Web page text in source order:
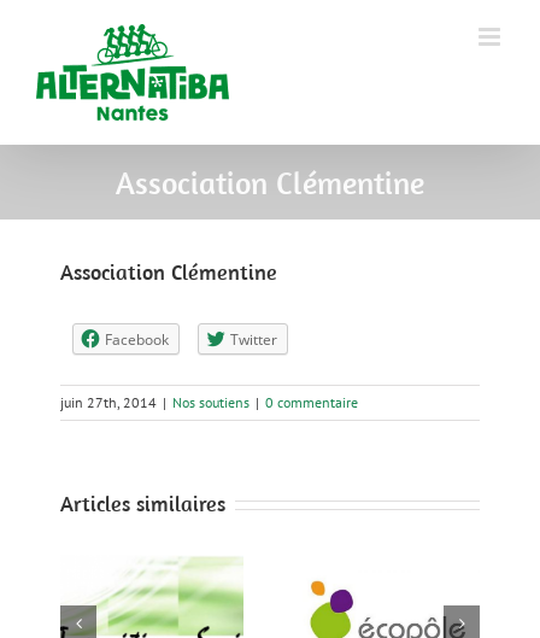
Association Clémentine
Association Clémentine
Facebook Twitter
juin 27th, 2014 | Nos soutiens | 0 commentaire
Articles similaires
VEC (Virage